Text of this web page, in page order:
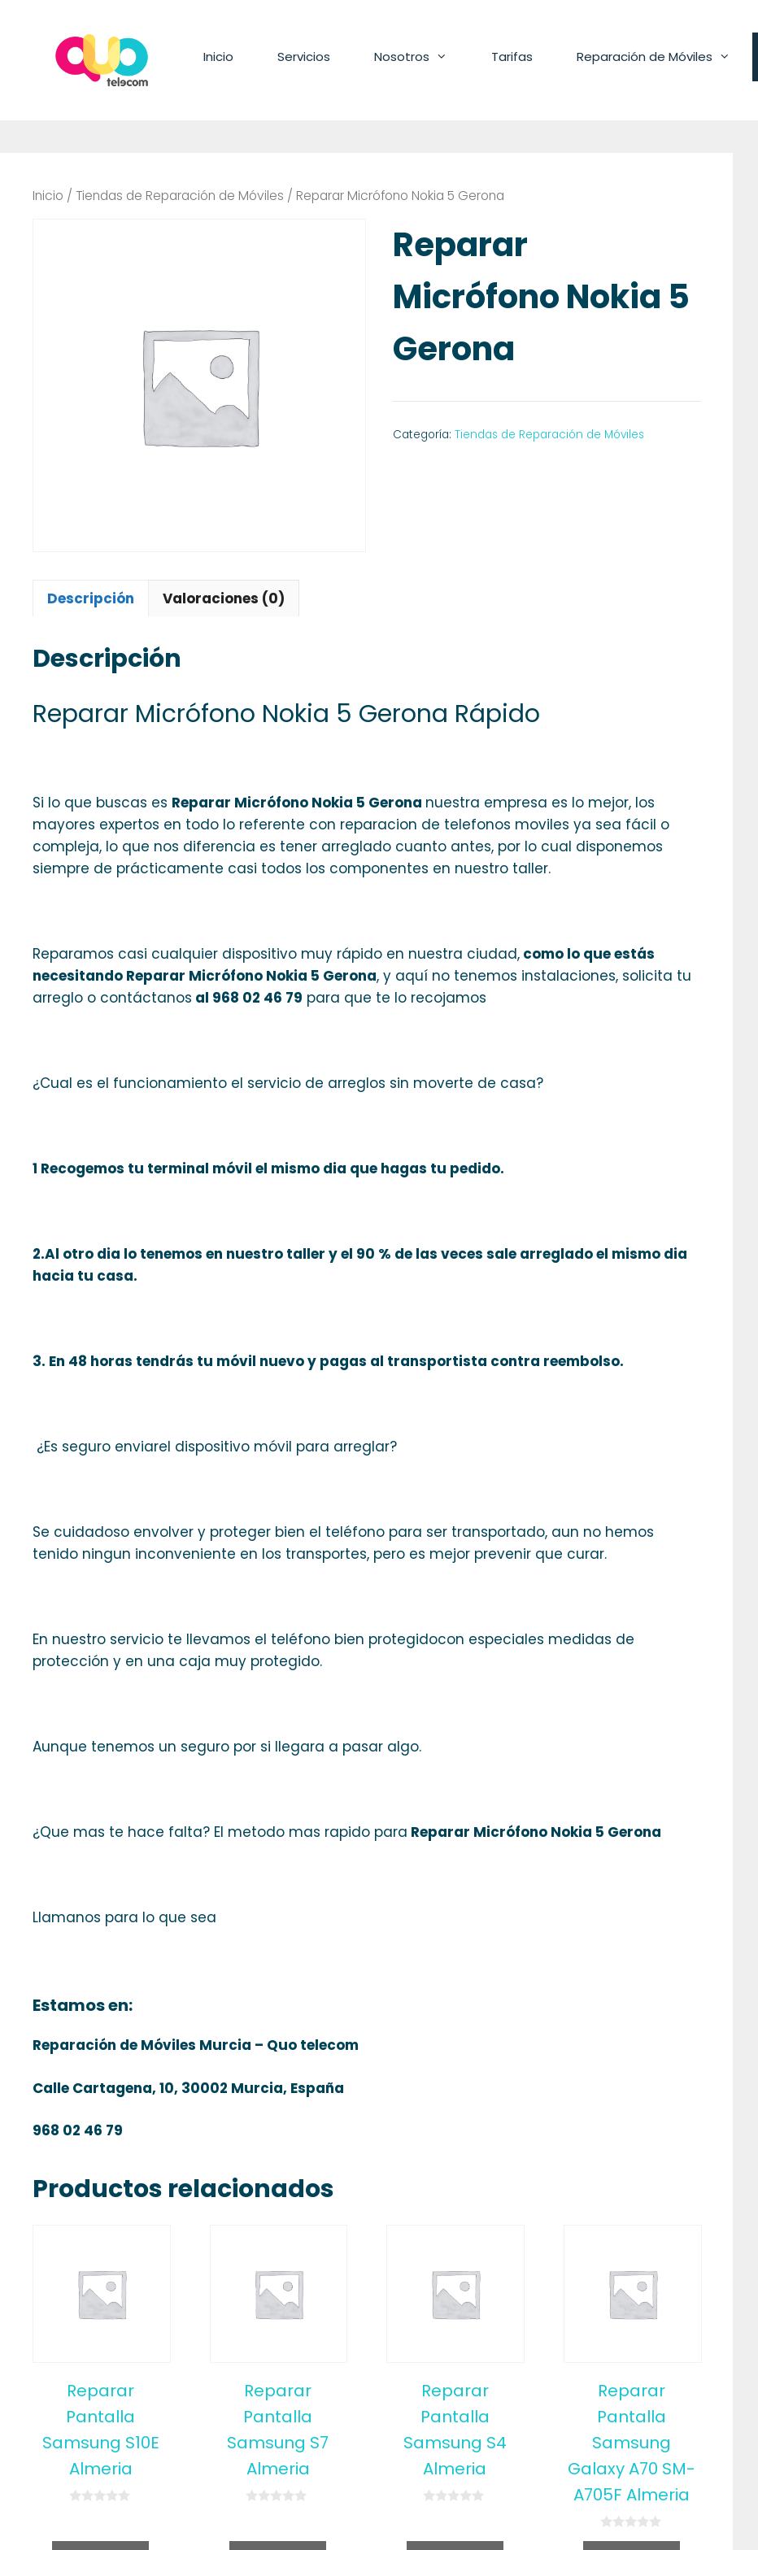
contenido
Inicio Servicios Nosotros Tarifas Reparación de Móviles
Inicio / Tiendas de Reparación de Móviles / Reparar Micrófono Nokia 5 Gerona
Reparar
Micrófono Nokia 5
Gerona
Categoría:Tiendas de Reparación de Móviles
Descripción Valoraciones (0)
Descripción
Reparar Micrófono Nokia 5 Gerona Rápido
Si lo que buscas es Reparar Micrófono Nokia 5 Gerona nuestra empresa es lo mejor, los
mayores expertos en todo lo referente con reparacion de telefonos moviles ya sea fácil o
compleja, lo que nos diferencia es tener arreglado cuanto antes, por lo cual disponemos
siempre de prácticamente casi todos los componentes en nuestro taller.
Reparamos casi cualquier dispositivo muy rápido en nuestra ciudad, como lo que estás
necesitando Reparar Micrófono Nokia 5 Gerona, y aquí no tenemos instalaciones, solicita tu
arreglo o contáctanos al 968 02 46 79 para que te lo recojamos
¿Cual es el funcionamiento el servicio de arreglos sin moverte de casa?
1 Recogemos tu terminal móvil el mismo dia que hagas tu pedido.
2.Al otro dia lo tenemos en nuestro taller y el 90 % de las veces sale arreglado el mismo dia
hacia tu casa.
3. En 48 horas tendrás tu móvil nuevo y pagas al transportista contra reembolso.
¿Es seguro enviarel dispositivo móvil para arreglar?
Se cuidadoso envolver y proteger bien el teléfono para ser transportado, aun no hemos
tenido ningun inconveniente en los transportes, pero es mejor prevenir que curar.
En nuestro servicio te llevamos el teléfono bien protegidocon especiales medidas de
protección y en una caja muy protegido.
Aunque tenemos un seguro por si llegara a pasar algo.
¿Que mas te hace falta? El metodo mas rapido para Reparar Micrófono Nokia 5 Gerona
Llamanos para lo que sea
Estamos en:
Reparación de Móviles Murcia – Quo telecom
Calle Cartagena, 10, 30002 Murcia, España
968 02 46 79
Productos relacionados
Reparar
Pantalla
Samsung S10E
Almeria
Reparar
Pantalla
Samsung S7
Almeria
Reparar
Pantalla
Samsung S4
Almeria
Reparar
Pantalla
Samsung
Galaxy A70 SM-
A705F Almeria
0